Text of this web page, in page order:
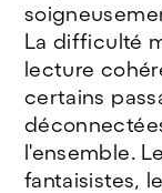
La difficulté
lecture
certains
l'ensemble.
fantaisistes,